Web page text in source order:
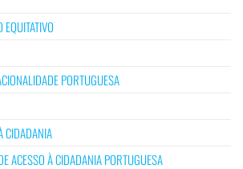
PORTUGUESA
CIDADANIA
ACESSO À CIDADANIA PORTUGUESA